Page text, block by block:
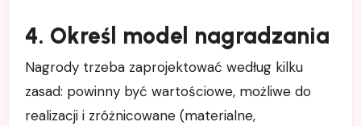
4. Określ model nagradzania
Nagrody trzeba zaprojektować według kilku
zasad: powinny być wartościowe, możliwe do
realizacji i zróżnicowane (materialne,